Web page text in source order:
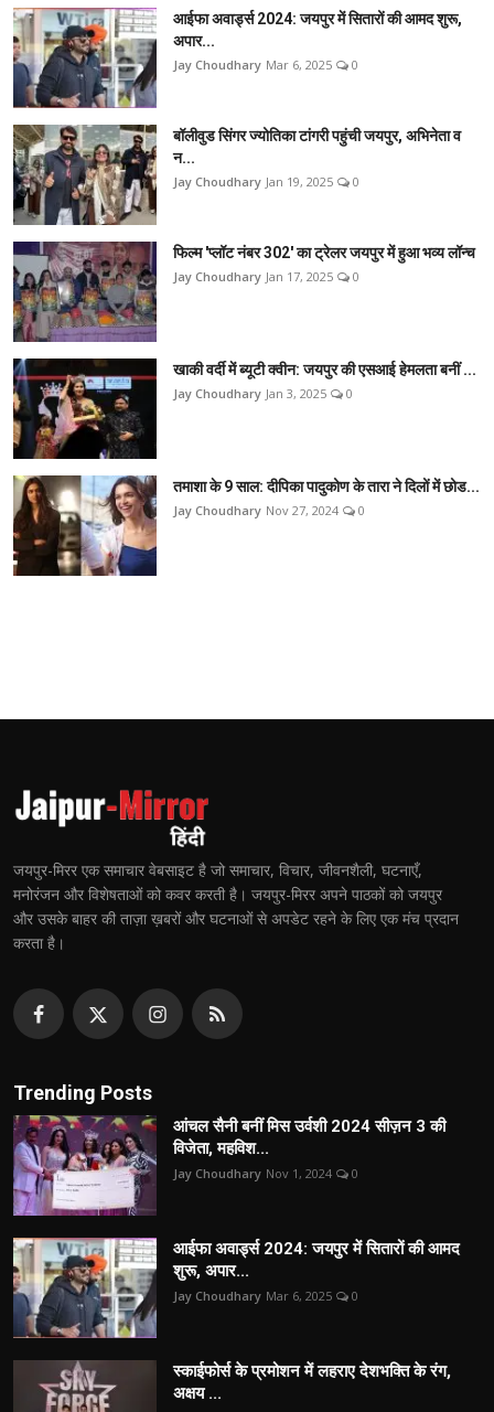
आईफा अवार्ड्स 2024: जयपुर में सितारों की आमद शुरू,
अपार...
Jay Choudhary Mar 6, 2025 0
बॉलीवुड सिंगर ज्योतिका टांगरी पहुंची जयपुर, अभिनेता व
न...
Jay Choudhary Jan 19, 2025 0
फिल्म 'प्लॉट नंबर 302' का ट्रेलर जयपुर में हुआ भव्य लॉन्च
Jay Choudhary Jan 17, 2025 0
खाकी वर्दी में ब्यूटी क्वीन: जयपुर की एसआई हेमलता बनीं ...
Jay Choudhary Jan 3, 2025 0
तमाशा के 9 साल: दीपिका पादुकोण के तारा ने दिलों में छोड...
Jay Choudhary Nov 27, 2024 0
जयपुर-मिरर एक समाचार वेबसाइट है जो समाचार, विचार, जीवनशैली, घटनाएँ,
मनोरंजन और विशेषताओं को कवर करती है। जयपुर-मिरर अपने पाठकों को जयपुर
और उसके बाहर की ताज़ा ख़बरों और घटनाओं से अपडेट रहने के लिए एक मंच प्रदान
करता है।
Trending Posts
आंचल सैनी बनीं मिस उर्वशी 2024 सीज़न 3 की
विजेता, महविश...
Jay Choudhary Nov 1, 2024 0
आईफा अवार्ड्स 2024: जयपुर में सितारों की आमद
शुरू, अपार...
Jay Choudhary Mar 6, 2025 0
स्काईफोर्स के प्रमोशन में लहराए देशभक्ति के रंग,
अक्षय ...